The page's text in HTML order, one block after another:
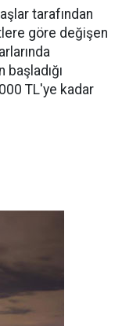
tarafından
göre değişen
başladığı
TL'ye kadar